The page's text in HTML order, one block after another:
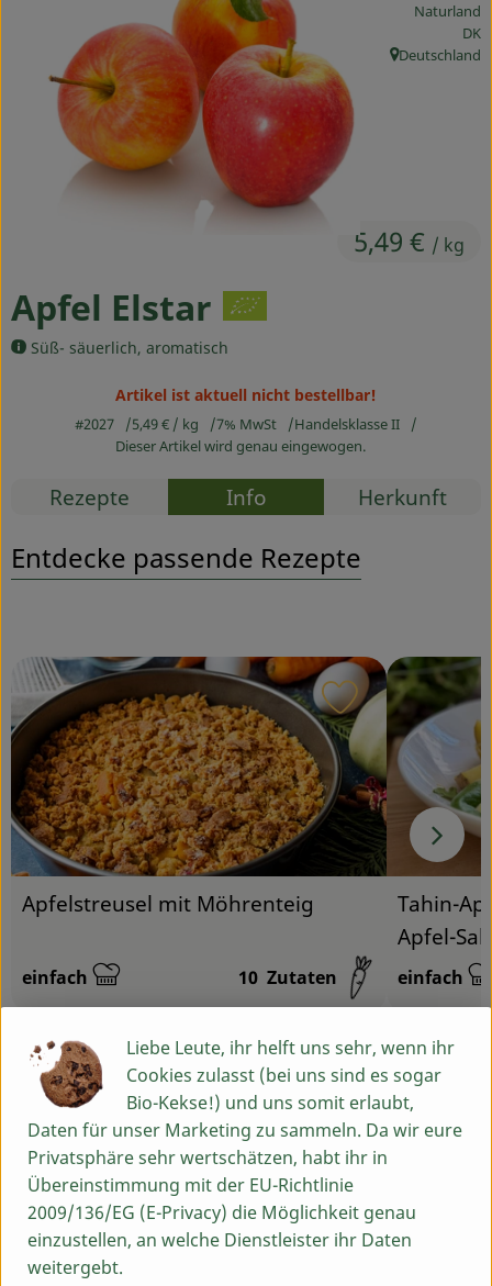
Ökokisten
Obst & Gemüse
Kühltheke
Backwaren
Drogerie
Blog & Aktuelles
Apfel Elstar
Süß- säuerlich, aromatisch
5,49 € / kg
Naturland
,DK
, Herkunft:
Deutschland
Artikel ist aktuell nicht bestellbar!
#2027 5,49 € / kg 7% MwSt
Handelsklasse II
Dieser Artikel wird genau eingewogen.
Rezepte Info Herkunft
Entdecke passende Rezepte
Apfelstreusel mit Möhrenteig
Schwierigkeit:
einfach 10 Zutaten
Rezept zu
Tahin-
Apfel-
einfach
Info
Der Apfel Elstar hat einen kräftigen, süßlich bis
feinsäuerlichen Geschmack. Sein Fruchtfleich ist
weißlich-gelb, saftig und knackend mit einer würzigen
und erfrischenden Note.
Liebe Leute, ihr helft uns sehr, wenn ihr
Cookies zulasst (bei uns sind es sogar
Bio-Kekse!) und uns somit erlaubt,
Daten für unser Marketing zu sammeln. Da wir eure
Privatsphäre sehr wertschätzen, habt ihr in
Übereinstimmung mit der EU-Richtlinie
2009/136/EG (E-Privacy) die Möglichkeit genau
einzustellen, an welche Dienstleister ihr Daten
weitergebt.